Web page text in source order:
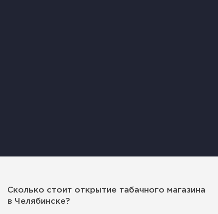
Сколько стоит открытие табачного магазина
в Челябинске?